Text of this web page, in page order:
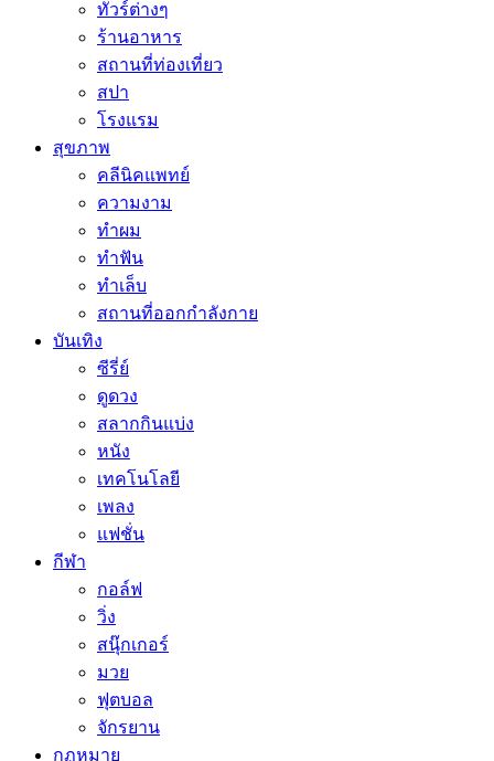
ทัวร์ต่างๆ
ร้านอาหาร
สถานที่ท่องเที่ยว
สปา
โรงแรม
สุขภาพ
คลีนิคแพทย์
ความงาม
ทำผม
ทำฟัน
ทำเล็บ
สถานที่ออกกำลังกาย
บันเทิง
ซีรี่ย์
ดูดวง
สลากกินแบ่ง
หนัง
เทคโนโลยี
เพลง
แฟชั่น
กีฬา
กอล์ฟ
วิ่ง
สนุ๊กเกอร์
มวย
ฟุตบอล
จักรยาน
กฏหมาย